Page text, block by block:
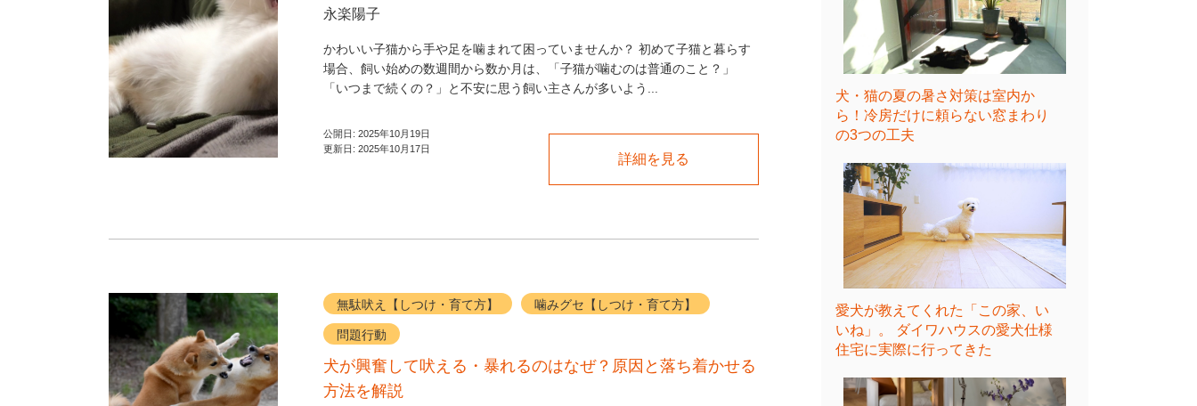
永楽陽子
かわいい子猫から手や足を噛まれて困っていませんか？ 初めて子猫と暮らす
場合、飼い始めの数週間から数か月は、「子猫が噛むのは普通のこと？」
「いつまで続くの？」と不安に思う飼い主さんが多いよう...
公開日: 2025年10月19日
更新日: 2025年10月17日
詳細を見る
無駄吠え【しつけ・育て方】 噛みグセ【しつけ・育て方】
問題行動
犬が興奮して吠える・暴れるのはなぜ？原因と落ち着かせる
方法を解説
犬・猫の夏の暑さ対策は室内か
ら！冷房だけに頼らない窓まわり
の3つの工夫
愛犬が教えてくれた「この家、い
いね」。 ダイワハウスの愛犬仕様
住宅に実際に行ってきた